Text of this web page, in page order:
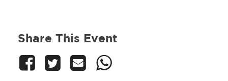
Share This Event